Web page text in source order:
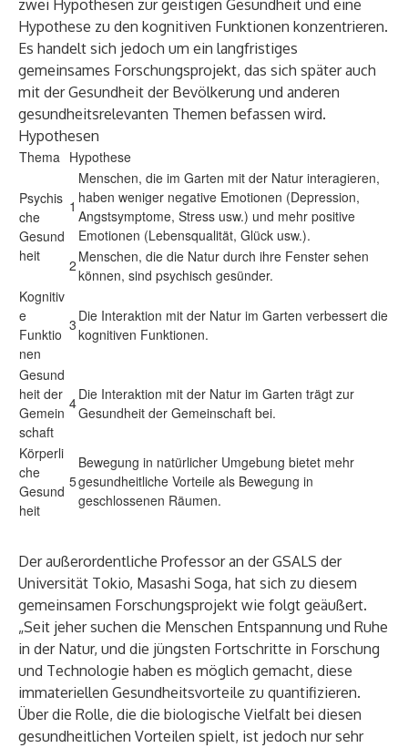
zwei Hypothesen zur geistigen Gesundheit und eine
Hypothese zu den kognitiven Funktionen konzentrieren.
Es handelt sich jedoch um ein langfristiges
gemeinsames Forschungsprojekt, das sich später auch
mit der Gesundheit der Bevölkerung und anderen
gesundheitsrelevanten Themen befassen wird.
Hypothesen
Thema Hypothese
Psychis
che
Gesund
heit
1
Menschen, die im Garten mit der Natur interagieren,
haben weniger negative Emotionen (Depression,
Angstsymptome, Stress usw.) und mehr positive
Emotionen (Lebensqualität, Glück usw.).
2 Menschen, die die Natur durch ihre Fenster sehen
können, sind psychisch gesünder.
Kognitiv
e
Funktio
nen
3 Die Interaktion mit der Natur im Garten verbessert die
kognitiven Funktionen.
Gesund
heit der
Gemein
schaft
4Die Interaktion mit der Natur im Garten trägt zur
Gesundheit der Gemeinschaft bei.
Körperli
che
Gesund
heit
5
Bewegung in natürlicher Umgebung bietet mehr
gesundheitliche Vorteile als Bewegung in
geschlossenen Räumen.
Der außerordentliche Professor an der GSALS der
Universität Tokio, Masashi Soga, hat sich zu diesem
gemeinsamen Forschungsprojekt wie folgt geäußert.
„Seit jeher suchen die Menschen Entspannung und Ruhe
in der Natur, und die jüngsten Fortschritte in Forschung
und Technologie haben es möglich gemacht, diese
immateriellen Gesundheitsvorteile zu quantifizieren.
Über die Rolle, die die biologische Vielfalt bei diesen
gesundheitlichen Vorteilen spielt, ist jedoch nur sehr